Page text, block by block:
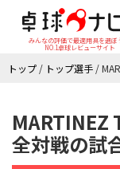
みんなの評価で最適用具を選ぼ
NO.1卓球レビューサイト
トップ / トップ選手 /
全対戦の試